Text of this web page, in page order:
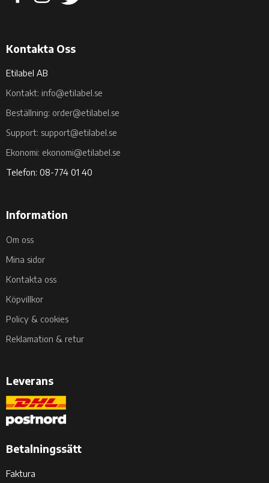
Kontakta Oss
Etilabel AB
Kontakt: info@etilabel.se
Beställning: order@etilabel.se
Support: support@etilabel.se
Ekonomi: ekonomi@etilabel.se
Telefon: 08-774 01 40
Information
Om oss
Mina sidor
Kontakta oss
Köpvillkor
Policy & cookies
Reklamation & retur
Leverans
Betalningssätt
Faktura